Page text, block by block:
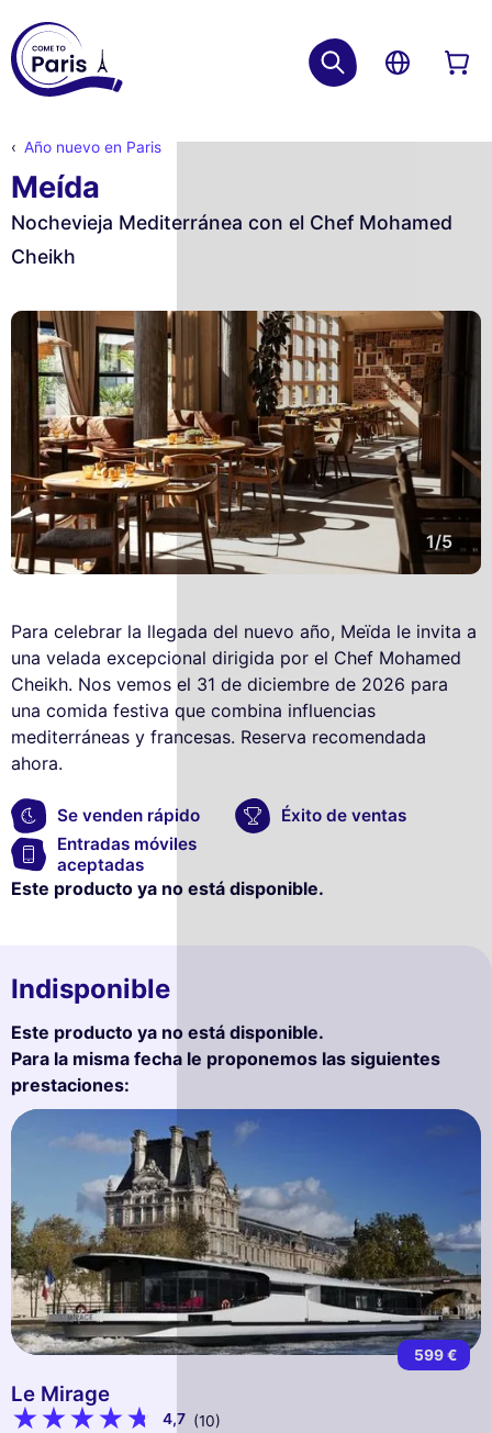
Año nuevo en Paris
Meída
Nochevieja Mediterránea con el Chef Mohamed
Cheikh
1/5
Para celebrar la llegada del nuevo año, Meïda le invita a
una velada excepcional dirigida por el Chef Mohamed
Cheikh. Nos vemos el 31 de diciembre de 2026 para
una comida festiva que combina influencias
mediterráneas y francesas. Reserva recomendada
ahora.
Se venden rápido
Éxito de ventas
Entradas móviles
aceptadas
Este producto ya no está disponible.
Indisponible
Este producto ya no está disponible.
Para la misma fecha le proponemos las siguientes
prestaciones:
599 €
Le Mirage
4,7 (10)